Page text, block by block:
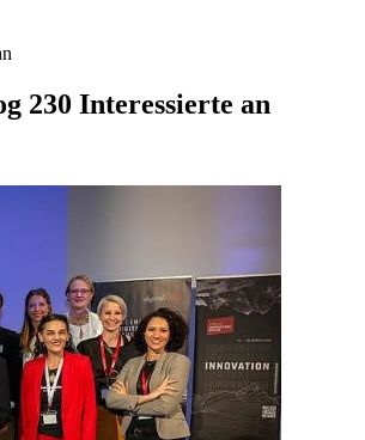
230 Interessierte an